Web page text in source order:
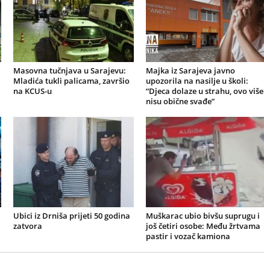
Masovna tučnjava u Sarajevu:
Mladića tukli palicama, završio
na KCUS-u
Majka iz Sarajeva javno
upozorila na nasilje u školi:
“Djeca dolaze u strahu, ovo više
nisu obične svađe”
Ubici iz Drniša prijeti 50 godina
zatvora
Muškarac ubio bivšu suprugu i
još četiri osobe: Među žrtvama
pastir i vozač kamiona